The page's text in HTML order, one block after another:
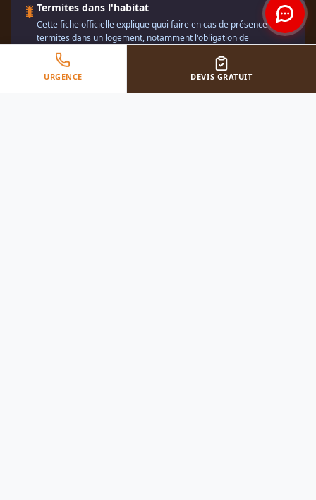
🐛 Termites dans l'habitat
Cette fiche officielle explique quoi faire en cas de présence de
termites dans un logement, notamment l'obligation de
déclaration en mairie et l'intérêt d'un diagnostic avant
traitement.
Service-Public — service-public.fr
URGENCE DEVIS GRATUIT